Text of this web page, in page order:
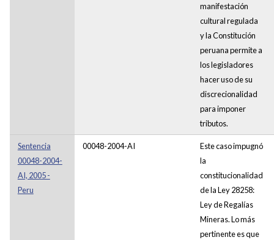
manifestación
cultural regulada
y la Constitución
peruana permite a
los legisladores
hacer uso de su
discrecionalidad
para imponer
tributos.
Sentencia
00048-2004-
AI, 2005 -
Peru
00048-2004-AI
Este caso impugnó
la
constitucionalidad
de la Ley 28258:
Ley de Regalías
Mineras. Lo más
pertinente es que